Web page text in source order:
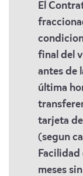
El
final del
antes de
última
tarjeta
(segun
Facilidad
meses